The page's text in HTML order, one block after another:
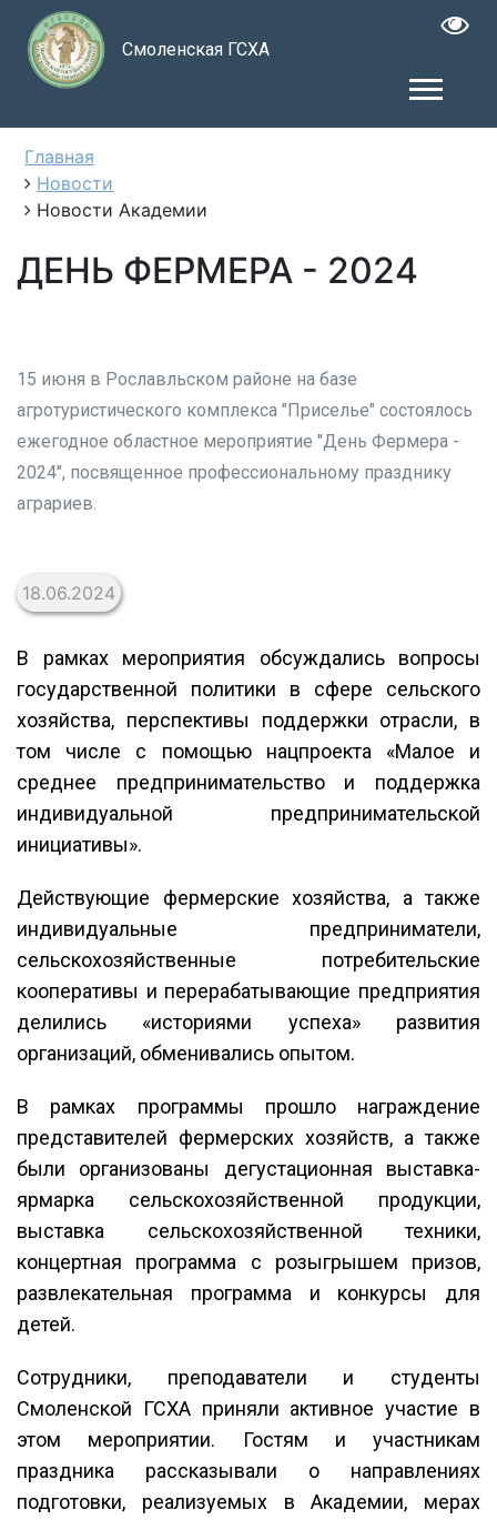
Смоленская ГСХА
Главная
Новости
Новости Академии
ДЕНЬ ФЕРМЕРА - 2024
15 июня в Рославльском районе на базе
агротуристического комплекса "Приселье" состоялось
ежегодное областное мероприятие "День Фермера -
2024", посвященное профессиональному празднику
аграриев.
18.06.2024
В рамках мероприятия обсуждались вопросы
государственной политики в сфере сельского
хозяйства, перспективы поддержки отрасли, в
том числе с помощью нацпроекта «Малое и
среднее предпринимательство и поддержка
индивидуальной предпринимательской
инициативы».
Действующие фермерские хозяйства, а также
индивидуальные предприниматели,
сельскохозяйственные потребительские
кооперативы и перерабатывающие предприятия
делились «историями успеха» развития
организаций, обменивались опытом.
В рамках программы прошло награждение
представителей фермерских хозяйств, а также
были организованы дегустационная выставка-
ярмарка сельскохозяйственной продукции,
выставка сельскохозяйственной техники,
концертная программа с розыгрышем призов,
развлекательная программа и конкурсы для
детей.
Сотрудники, преподаватели и студенты
Смоленской ГСХА приняли активное участие в
этом мероприятии. Гостям и участникам
праздника рассказывали о направлениях
подготовки, реализуемых в Академии, мерах